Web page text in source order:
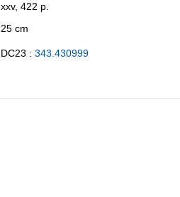
xxv, 422 p.
25 cm
DC23 : 343.430999